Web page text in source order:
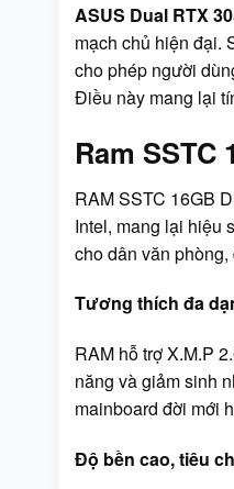
ASUS Dual RTX
mạch chủ hiện đại.
cho phép người
Điều này mang lại
Ram SSTC
RAM SSTC 16GB
Intel, mang lại hiệu
cho dân văn
Tương thích đa
RAM hỗ trợ X.M.P
năng và giảm sinh
mainboard đời mới
Độ bền cao, tiêu